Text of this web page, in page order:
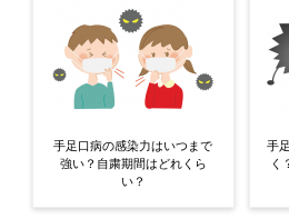
手足口病の感染力はいつまで
強い？自粛期間はどれくら
い？
手
く